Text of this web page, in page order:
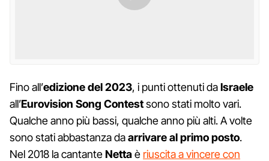
Fino all’edizione del 2023, i punti ottenuti daIsraele
all’Eurovision Song Contestsono stati molto vari.
Qualche anno più bassi, qualche anno più alti. A volte
sono stati abbastanza daarrivare al primo posto.
Nel 2018 la cantanteNettaè riuscita a vincere con